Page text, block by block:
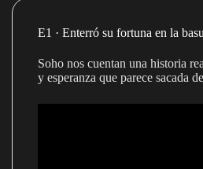
E1 · Enterró su fortuna en la
Soho nos cuentan una historia
y esperanza que parece sacada